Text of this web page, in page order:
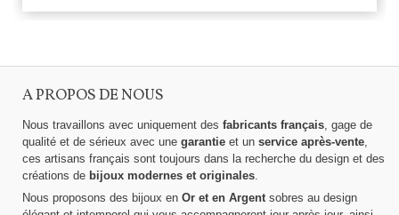
A PROPOS DE NOUS
Nous travaillons avec uniquement des fabricants français, gage de
qualité et de sérieux avec une garantie et un service après-vente,
ces artisans français sont toujours dans la recherche du design et des
créations de bijoux modernes et originales.
Nous proposons des bijoux en Or et en Argentsobres au design